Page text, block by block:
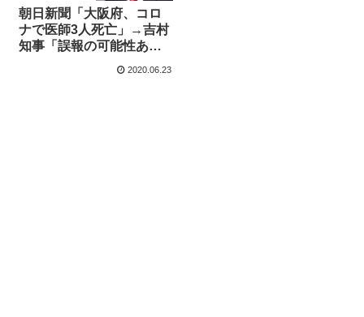
朝日新聞「大阪府、コロ
ナで医師3人死亡」→吉村
知事「誤報の可能性あ
り、マスコミは再取材の
上、正確な報道を」
2020.06.23